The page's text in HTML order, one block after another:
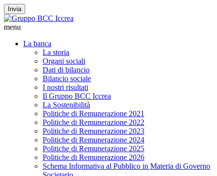
Invia
menu
La banca
La storia
Organi sociali
Dati di bilancio
Bilancio sociale
I nostri risultati
Il Gruppo BCC Iccrea
La Sostenibilità
Politiche di Remunerazione 2021
Politiche di Remunerazione 2022
Politiche di Remunerazione 2023
Politiche di Remunerazione 2024
Politiche di Remunerazione 2025
Politiche di Remunerazione 2026
Schema Informativa al Pubblico in Materia di Governo